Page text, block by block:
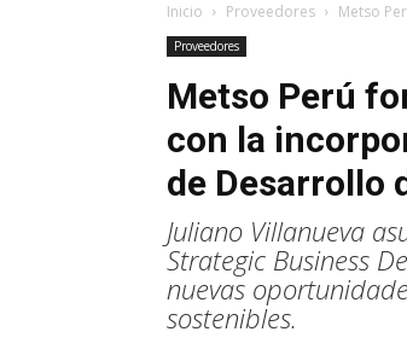
Inicio Proveedores Metso
Proveedores
Metso Perú
con la
de Desarrollo
Juliano Villanueva
Strategic Business
nuevas
sostenibles.